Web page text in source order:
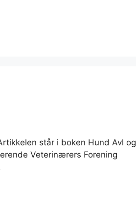
står i boken Hund Avl og
Veterinærers Forening